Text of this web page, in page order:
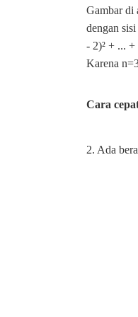
Gambar di
dengan
- 2)² + ... +
Karena
Cara
2. Ada